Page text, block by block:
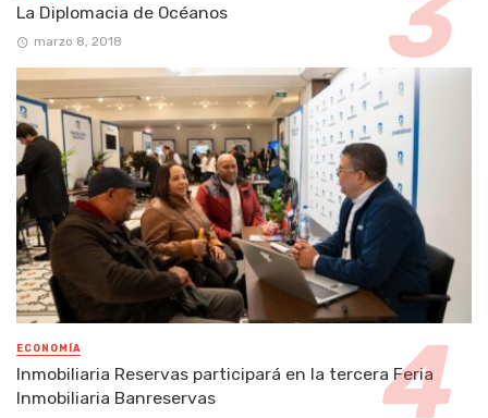
La Diplomacia de Océanos
marzo 8, 2018
ECONOMÍA
Inmobiliaria Reservas participará en la tercera Feria
Inmobiliaria Banreservas